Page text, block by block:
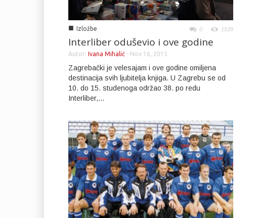
■ Izložbe 0 1539
Interliber oduševio i ove godine
Autor: Ivana Mihalić - Nov 16, 2015
Zagrebački je velesajam i ove godine omiljena
destinacija svih ljubitelja knjiga. U Zagrebu se od
10. do 15. studenoga održao 38. po redu
Interliber,...